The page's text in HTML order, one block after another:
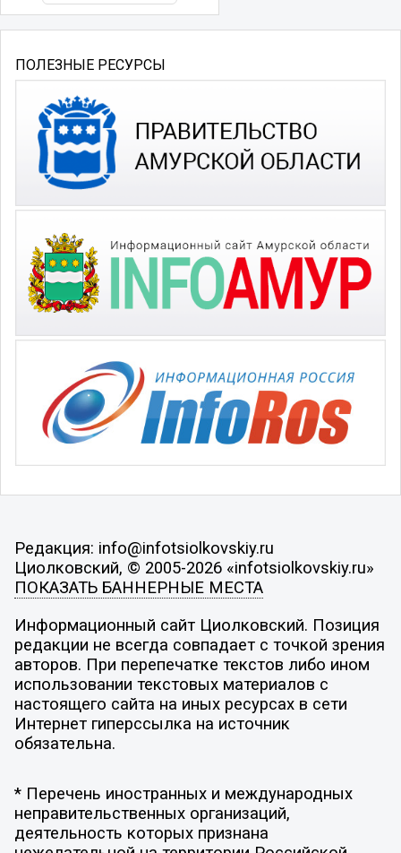
ПОЛЕЗНЫЕ РЕСУРСЫ
Редакция: info@infotsiolkovskiy.ru
Циолковский, © 2005-2026 «infotsiolkovskiy.ru»
ПОКАЗАТЬ БАННЕРНЫЕ МЕСТА
Информационный сайт Циолковский. Позиция
редакции не всегда совпадает с точкой зрения
авторов. При перепечатке текстов либо ином
использовании текстовых материалов с
настоящего сайта на иных ресурсах в сети
Интернет гиперссылка на источник
обязательна.
* Перечень иностранных и международных
неправительственных организаций,
деятельность которых признана